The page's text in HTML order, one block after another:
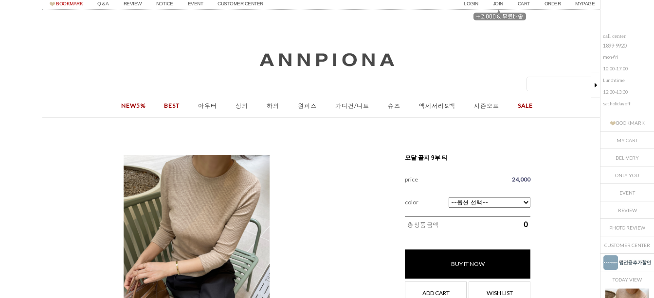
BOOKMARK Q＆A REVIEW NOTICE EVENT CUSTOMER CENTER LOGIN JOIN CART ORDER MYPAGE
NEW5% BEST 아우터 상의 하의 원피스 가디건/니트 슈즈 액세서리&백 시즌오프 SALE
call center.
1899-9920
mon-fri
10:00-17:00
Lunchtime
12:30-13:30
sat.holiday off
BOOKMARK
MY CART
DELIVERY
ONLY YOU
EVENT
REVIEW
PHOTO REVIEW
CUSTOMER CENTER
TODAY VIEW
모달 골지 9부 티
price 24,000
color
총 상품 금액 0
BUY IT NOW
ADD CART WISH LIST